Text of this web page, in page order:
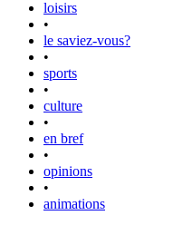
loisirs
•
le saviez-vous?
•
sports
•
culture
•
en bref
•
opinions
•
animations